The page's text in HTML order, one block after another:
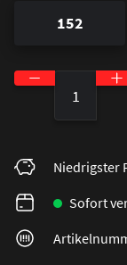
152
Produkt
Niedrigster
Sofort